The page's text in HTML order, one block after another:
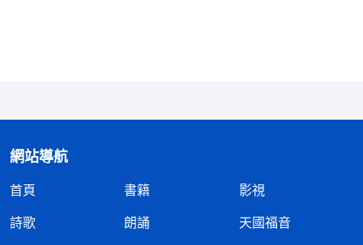
時偷偷回家就發現孩子長大了，知道自己收拾床鋪
了。看到每個人成長時該經歷哪種環境都有神的美
意，神不會溺愛人，而是根據哪個環境對人有益處就
網站導航
首頁 書籍
影視
詩歌
朗誦
天國福音